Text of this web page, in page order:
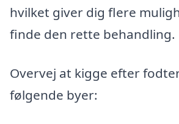
hvilket giver dig flere
finde den rette behandling.
Overvej at kigge efter
følgende byer: